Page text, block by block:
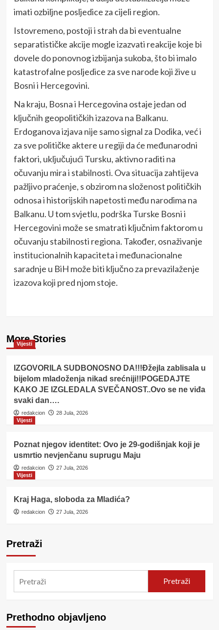
imati ozbiljne posljedice za cijeli region.
Istovremeno, postoji i strah da bi eventualne
separatističke akcije mogle izazvati reakcije koje bi
dovele do ponovnog izbijanja sukoba, što bi imalo
katastrofalne posljedice za sve narode koji žive u
Bosni i Hercegovini.
Na kraju, Bosna i Hercegovina ostaje jedan od
ključnih geopolitičkih izazova na Balkanu.
Erdoganova izjava nije samo signal za Dodika, već i
za sve političke aktere u regiji da će međunarodni
faktori, uključujući Tursku, aktivno raditi na
očuvanju mira i stabilnosti. Ova situacija zahtijeva
pažljivo praćenje, s obzirom na složenost političkih
odnosa i historijskih napetosti među narodima na
Balkanu. U tom svjetlu, podrška Turske Bosni i
Hercegovini može se smatrati ključnim faktorom u
očuvanju stabilnosti regiona. Također, osnaživanje
institucionalnih kapaciteta i međunacionalne
saradnje u BiH može biti ključno za prevazilaženje
izazova koji pred njom stoje.
More Stories
Vijesti
IZGOVORILA SUDBONOSNO DA!!!Đžejla zablisala u
bijelom mladoženja nikad srećniji!!POGEDAJTE
KAKO JE IZGLEDALA SVEČANOST..Ovo se ne viđa
svaki dan….
redakcion
28 Jula, 2026
Vijesti
Poznat njegov identitet: Ovo je 29-godišnjak koji je
usmrtio nevjenčanu suprugu Maju
redakcion
27 Jula, 2026
Vijesti
Kraj Haga, sloboda za Mladića?
redakcion 27 Jula, 2026
Pretraži
Pretraži
Prethodno objavljeno